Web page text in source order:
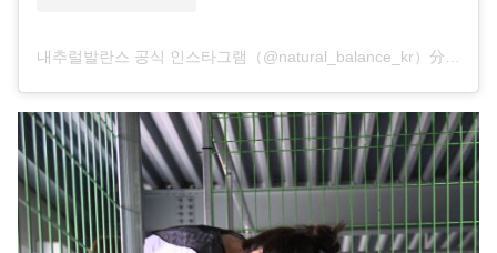
내추럴발란스 공식 인스타그램（@natural_balance_kr）分享的貼文